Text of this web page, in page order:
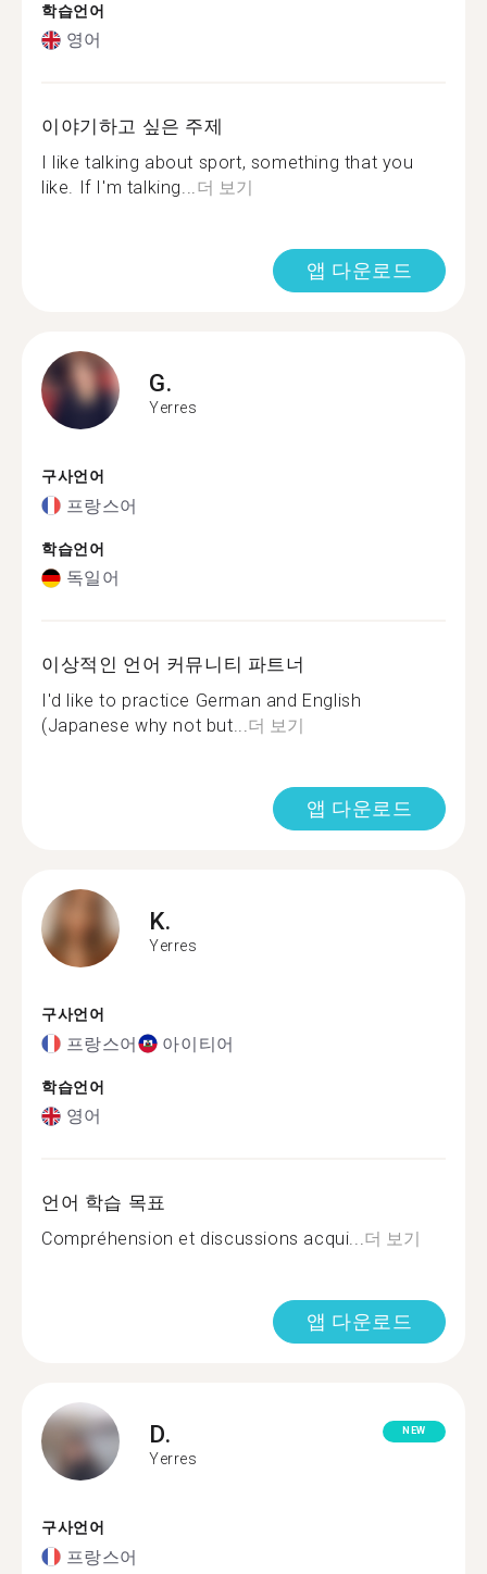
학습언어
영어
이야기하고 싶은 주제
I like talking about sport, something that you
like. If I'm talking...더 보기
앱 다운로드
G.
Yerres
구사언어
프랑스어
학습언어
독일어
이상적인 언어 커뮤니티 파트너
I'd like to practice German and English
(Japanese why not but...더 보기
앱 다운로드
K.
Yerres
구사언어
프랑스어 아이티어
학습언어
영어
언어 학습 목표
Compréhension et discussions acqui...더 보기
앱 다운로드
D.
Yerres
NEW
구사언어
프랑스어